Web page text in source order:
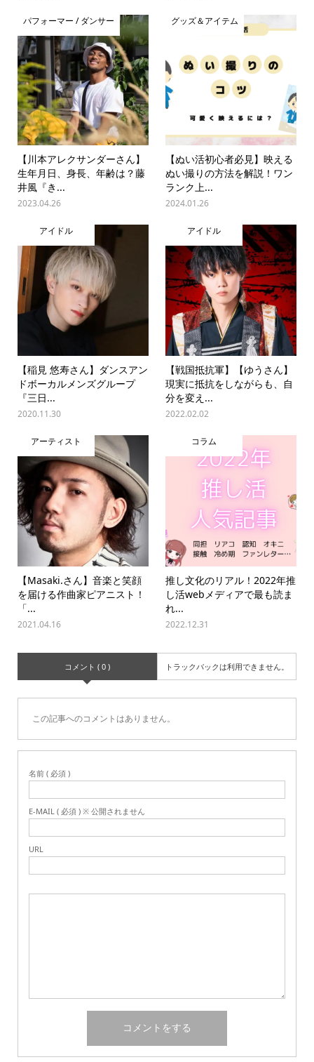
パフォーマー / ダンサー
【川本アレクサンダーさん】
生年月日、身長、年齢は？藤
井風『き...
2023.04.26
グッズ＆アイテム
【ぬい活初心者必見】映える
ぬい撮りの方法を解説！ワン
ランク上...
2024.01.26
アイドル
【稲見 悠寿さん】ダンスアン
ドボーカルメンズグループ
『三日...
2020.11.30
アイドル
【戦国抵抗軍】【ゆうさん】
現実に抵抗をしながらも、自
分を変え...
2022.02.02
アーティスト
【Masaki.さん】音楽と笑顔
を届ける作曲家ピアニスト！
「...
2021.04.16
コラム
推し文化のリアル！2022年推
し活webメディアで最も読ま
れ...
2022.12.31
コメント ( 0 ) トラックバックは利用できません。
この記事へのコメントはありません。
名前 ( 必須 )
E-MAIL ( 必須 ) ※ 公開されません
URL